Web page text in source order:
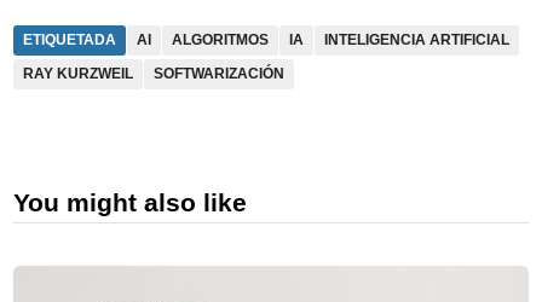
ETIQUETADA AI ALGORITMOS IA
INTELIGENCIA ARTIFICIAL
RAY KURZWEIL
SOFTWARIZACIÓN
You might also like